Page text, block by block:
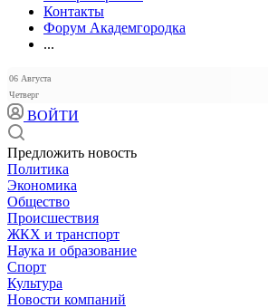
Контакты
Форум Академгородка
...
06 Августа
Четверг
ВОЙТИ
Предложить новость
Политика
Экономика
Общество
Происшествия
ЖКХ и транспорт
Наука и образование
Спорт
Культура
Новости компаний